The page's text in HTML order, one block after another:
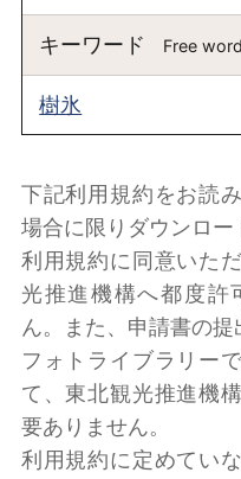
キーワード Free word
樹氷
下記利用規約をお読
場合に限りダウンロー
利用規約に同意いた
光推進機構へ都度許
ん。また、申請書の提
フォトライブラリー
て、東北観光推進機
要ありません。
利用規約に定めてい